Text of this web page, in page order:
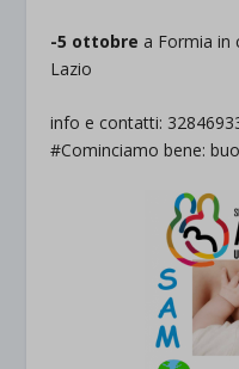
-5 ottobre a Formia in
Lazio
info e contatti:
#Cominciamo bene: